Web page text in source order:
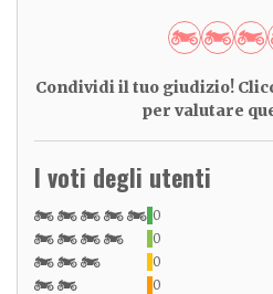
Condividi il tuo giudizio!
per valutare
I voti degli utenti
0
0
0
0